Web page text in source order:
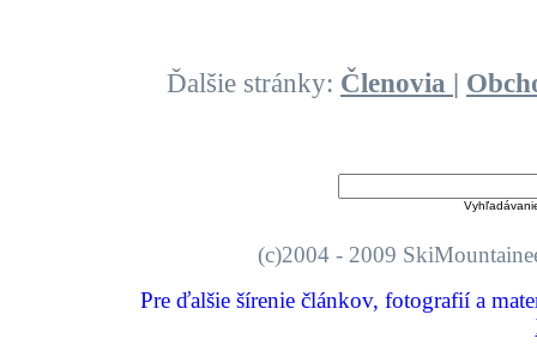
Ďalšie stránky: Členovia |
(c)2004 - 2009
Pre ďalšie šírenie článkov, fotografií a